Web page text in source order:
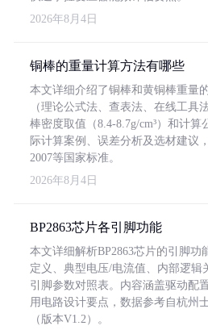
2026年8月4日
铜棒的重量计算方法有哪些
本文详细介绍了铜棒和黄铜棒重量
（理论公式法、查表法、在线工具
棒密度取值（8.4-8.7g/cm³）和计
际计算案例、误差分析及选材建议
2007等国家标准。
2026年8月4日
BP2863芯片各引脚功能
本文详细解析BP2863芯片的引脚功
定义、典型电压/电流值、内部逻辑
引脚参数对照表。内容涵盖驱动配
用电路设计要点，数据参考自杭州
（版本V1.2）。